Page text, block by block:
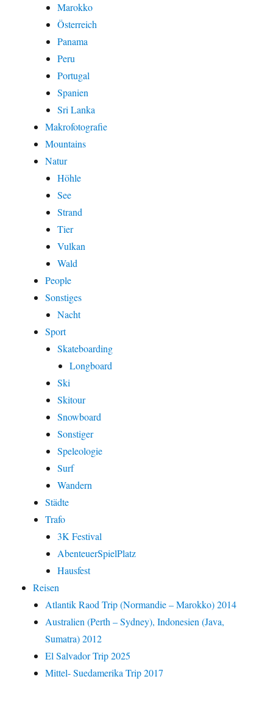
Marokko
Österreich
Panama
Peru
Portugal
Spanien
Sri Lanka
Makrofotografie
Mountains
Natur
Höhle
See
Strand
Tier
Vulkan
Wald
People
Sonstiges
Nacht
Sport
Skateboarding
Longboard
Ski
Skitour
Snowboard
Sonstiger
Speleologie
Surf
Wandern
Städte
Trafo
3K Festival
AbenteuerSpielPlatz
Hausfest
Reisen
Atlantik Raod Trip (Normandie – Marokko) 2014
Australien (Perth – Sydney), Indonesien (Java,
Sumatra) 2012
El Salvador Trip 2025
Mittel- Suedamerika Trip 2017